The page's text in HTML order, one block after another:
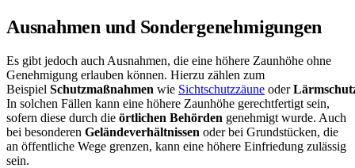
Ausnahmen und Sondergenehmigungen
Es gibt jedoch auch Ausnahmen, die eine höhere Zaunhöhe ohne
Genehmigung erlauben können. Hierzu zählen zum
Beispiel Schutzmaßnahmen wie Sichtschutzzäune oder
In solchen Fällen kann eine höhere Zaunhöhe gerechtfertigt sein,
sofern diese durch die örtlichen Behörden genehmigt wurde. Auch
bei besonderen Geländeverhältnissen oder bei Grundstücken, die
an öffentliche Wege grenzen, kann eine höhere Einfriedung zulässig
sein.